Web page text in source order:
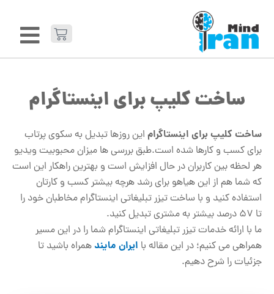
ساخت کلیپ برای اینستاگرام
ساخت کلیپ برای اینستاگرام این روزها تبدیل به سکوی پرتاب
برای کسب و کارها شده است.طبق بررسی ها میزان محبوبیت ویدیو
هر لحظه بین کاربران در حال افزایش است و بهترین راهکار این است
که شما هم از این هیاهو برای رشد هرچه بیشتر کسب و کارتان
استفاده کنید و با ساخت تیزر تبلیغاتی اینستاگرام مخاطبان خود را
تا 57 درصد بیشتر به مشتری تبدیل کنید.
ما با ارائه خدمات تیزر تبلیغاتی اینستاگرام شما را در این مسیر
همراهی می کنیم؛ در این مقاله با ایران مایند همراه باشید تا
جزئیات را شرح دهیم.